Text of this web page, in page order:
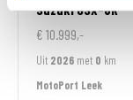
SuzukiGSX-8R
€ 10.999,-
Uit 2026 met 0 km
MotoPort Leek